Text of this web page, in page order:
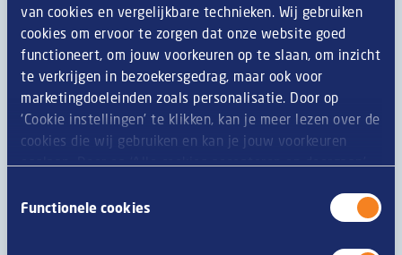
van cookies en vergelijkbare technieken. Wij gebruiken
cookies om ervoor te zorgen dat onze website goed
functioneert, om jouw voorkeuren op te slaan, om inzicht
te verkrijgen in bezoekersgedrag, maar ook voor
marketingdoeleinden zoals personalisatie. Door op
‘Cookie instellingen’ te klikken, kan je meer lezen over de
cookies die wij gebruiken en kan je jouw voorkeuren
opslaan. Door op ‘Alle cookies accepteren en doorgaan’
cookies zoals omschreven in onze
Functionele cookies
Site d’internet
L’adresse postal ne correspond pas à l’adresse de visite
Civilité